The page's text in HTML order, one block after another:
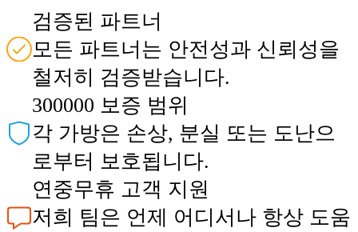
검증된 파트너
모든 파트너는 안전성과 신뢰성을
철저히 검증받습니다.
300000 보증 범위
각 가방은 손상, 분실 또는 도난으
로부터 보호됩니다.
연중무휴 고객 지원
저희 팀은 언제 어디서나 항상 도움